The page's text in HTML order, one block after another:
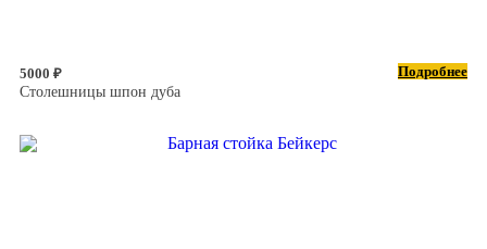
5000 ₽
Подробнее
Столешницы шпон дуба